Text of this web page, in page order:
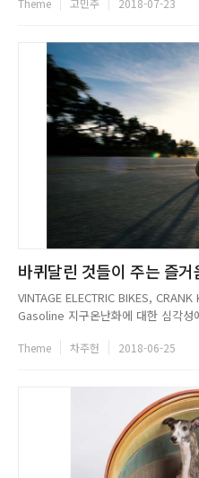
욱 다양한 시각과 취향이 생겨나고
바퀴달린 것들이 주는 즐
VINTAGE ELECTRIC BIKES,
Gasoline 지구온난화에 대한 심각
는, 배기가스 배출로 대기오염의 주
Theme 차주헌 2018-06-25